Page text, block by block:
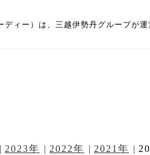
ディー）は、三越伊勢丹グループが運
2023年 2022年 2021年